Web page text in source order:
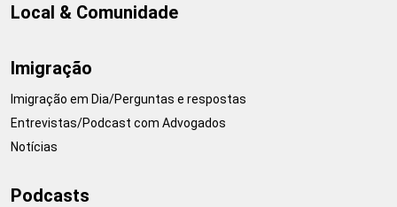
Local & Comunidade
Imigração
Imigração em Dia/Perguntas e respostas
Entrevistas/Podcast com Advogados
Notícias
Podcasts